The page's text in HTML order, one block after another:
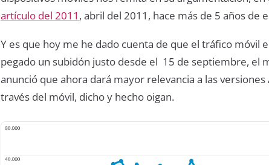
artículo del 2011 , abril del 2011, hace más de 5 años de
Y es que hoy me he dado cuenta de que el tráfico móvil
pegado un subidón justo desde el 15 de septiembre, el
anunció que ahora dará mayor relevancia a las versiones
través del móvil, dicho y hecho oigan.